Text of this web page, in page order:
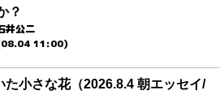
？
井公二
11:00)
た小さな花（2026.8.4 朝エッセイ/